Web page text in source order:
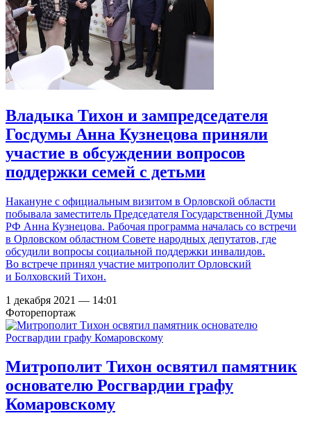
Владыка Тихон и зампредседателя
Госдумы Анна Кузнецова приняли
участие в обсуждении вопросов
поддержки семей с детьми
Накануне с официальным визитом в Орловской области
побывала заместитель Председателя Государственной Думы
РФ Анна Кузнецова. Рабочая программа началась со встречи
в Орловском областном Совете народных депутатов, где
обсудили вопросы социальной поддержки инвалидов.
Во встрече принял участие митрополит Орловский
и Болховский Тихон.
1 декабря 2021 — 14:01
Фоторепортаж
Митрополит Тихон освятил памятник
основателю Росгвардии графу
Комаровскому